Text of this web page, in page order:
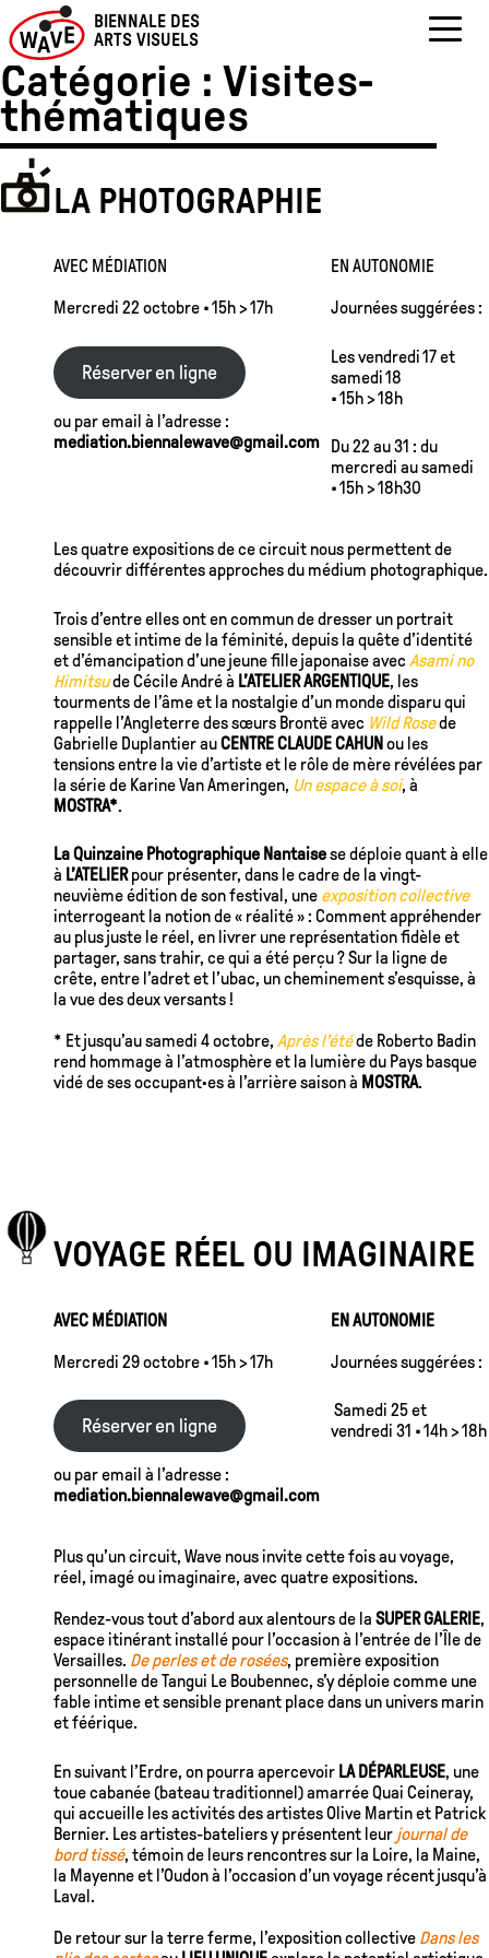
Skip
to
content
BIENNALE DES
ARTS VISUELS
Catégorie : Visites-
thématiques
LA PHOTOGRAPHIE
RETOUR AUX LIEUX
AVEC MÉDIATION
Mercredi 22 octobre • 15h > 17h
Réserver en ligne
ou par email à l’adresse :
mediation.biennalewave@gmail.com
EN AUTONOMIE
Journées suggérées :
Les vendredi 17 et
samedi 18
• 15h > 18h
Du 22 au 31 : du
mercredi au samedi
• 15h > 18h30
Les quatre expositions de ce circuit nous permettent de
découvrir différentes approches du médium photographique.
Trois d’entre elles ont en commun de dresser un portrait
sensible et intime de la féminité, depuis la quête d’identité
et d’émancipation d’une jeune fille japonaise avec Asami no
Himitsude Cécile André à L’ATELIER ARGENTIQUE, les
tourments de l’âme et la nostalgie d’un monde disparu qui
rappelle l’Angleterre des sœurs Brontë avec Wild Rosede
Gabrielle Duplantier auCENTRE CLAUDE CAHUN ou les
tensions entre la vie d’artiste et le rôle de mère révélées par
la série de Karine Van Ameringen, Un espace à soi, à
MOSTRA*.
La Quinzaine Photographique Nantaisese déploie quant à elle
à L’ATELIERpour présenter, dans le cadre de la vingt-
neuvième édition de son festival, une exposition collective
interrogeant la notion de « réalité » : Comment appréhender
au plus juste le réel, en livrer une représentation fidèle et
partager, sans trahir, ce qui a été perçu ? Sur la ligne de
crête, entre l’adret et l’ubac, un cheminement s’esquisse, à
la vue des deux versants !
* Et jusqu’au samedi 4 octobre, Après l’étéde Roberto Badin
rend hommage à l’atmosphère et la lumière du Pays basque
vidé de ses occupant·es à l’arrière saison à MOSTRA.
VOYAGE RÉEL OU IMAGINAIRE
RETOUR AUX LIEUX
AVEC MÉDIATION
Mercredi 29 octobre • 15h > 17h
Réserver en ligne
ou par email à l’adresse :
mediation.biennalewave@gmail.com
EN AUTONOMIE
Journées suggérées :
Samedi 25 et
vendredi 31 • 14h > 18h
Plus qu’un circuit, Wave nous invite cette fois au voyage,
réel, imagé ou imaginaire, avec quatre expositions.
Rendez-vous tout d’abord aux alentours de la SUPER GALERIE,
espace itinérant installé pour l’occasion à l’entrée de l’Île de
Versailles. De perles et de rosées, première exposition
personnelle de Tangui Le Boubennec, s’y déploie comme une
fable intime et sensible prenant place dans un univers marin
et féérique.
En suivant l’Erdre, on pourra apercevoir LA DÉPARLEUSE, une
toue cabanée (bateau traditionnel) amarrée Quai Ceineray,
qui accueille les activités des artistes Olive Martin et Patrick
Bernier. Les artistes-bateliers y présentent leur journal de
bord tissé, témoin de leurs rencontres sur la Loire, la Maine,
la Mayenne et l’Oudon à l’occasion d’un voyage récent jusqu’à
Laval.
De retour sur la terre ferme, l’exposition collective Dans les